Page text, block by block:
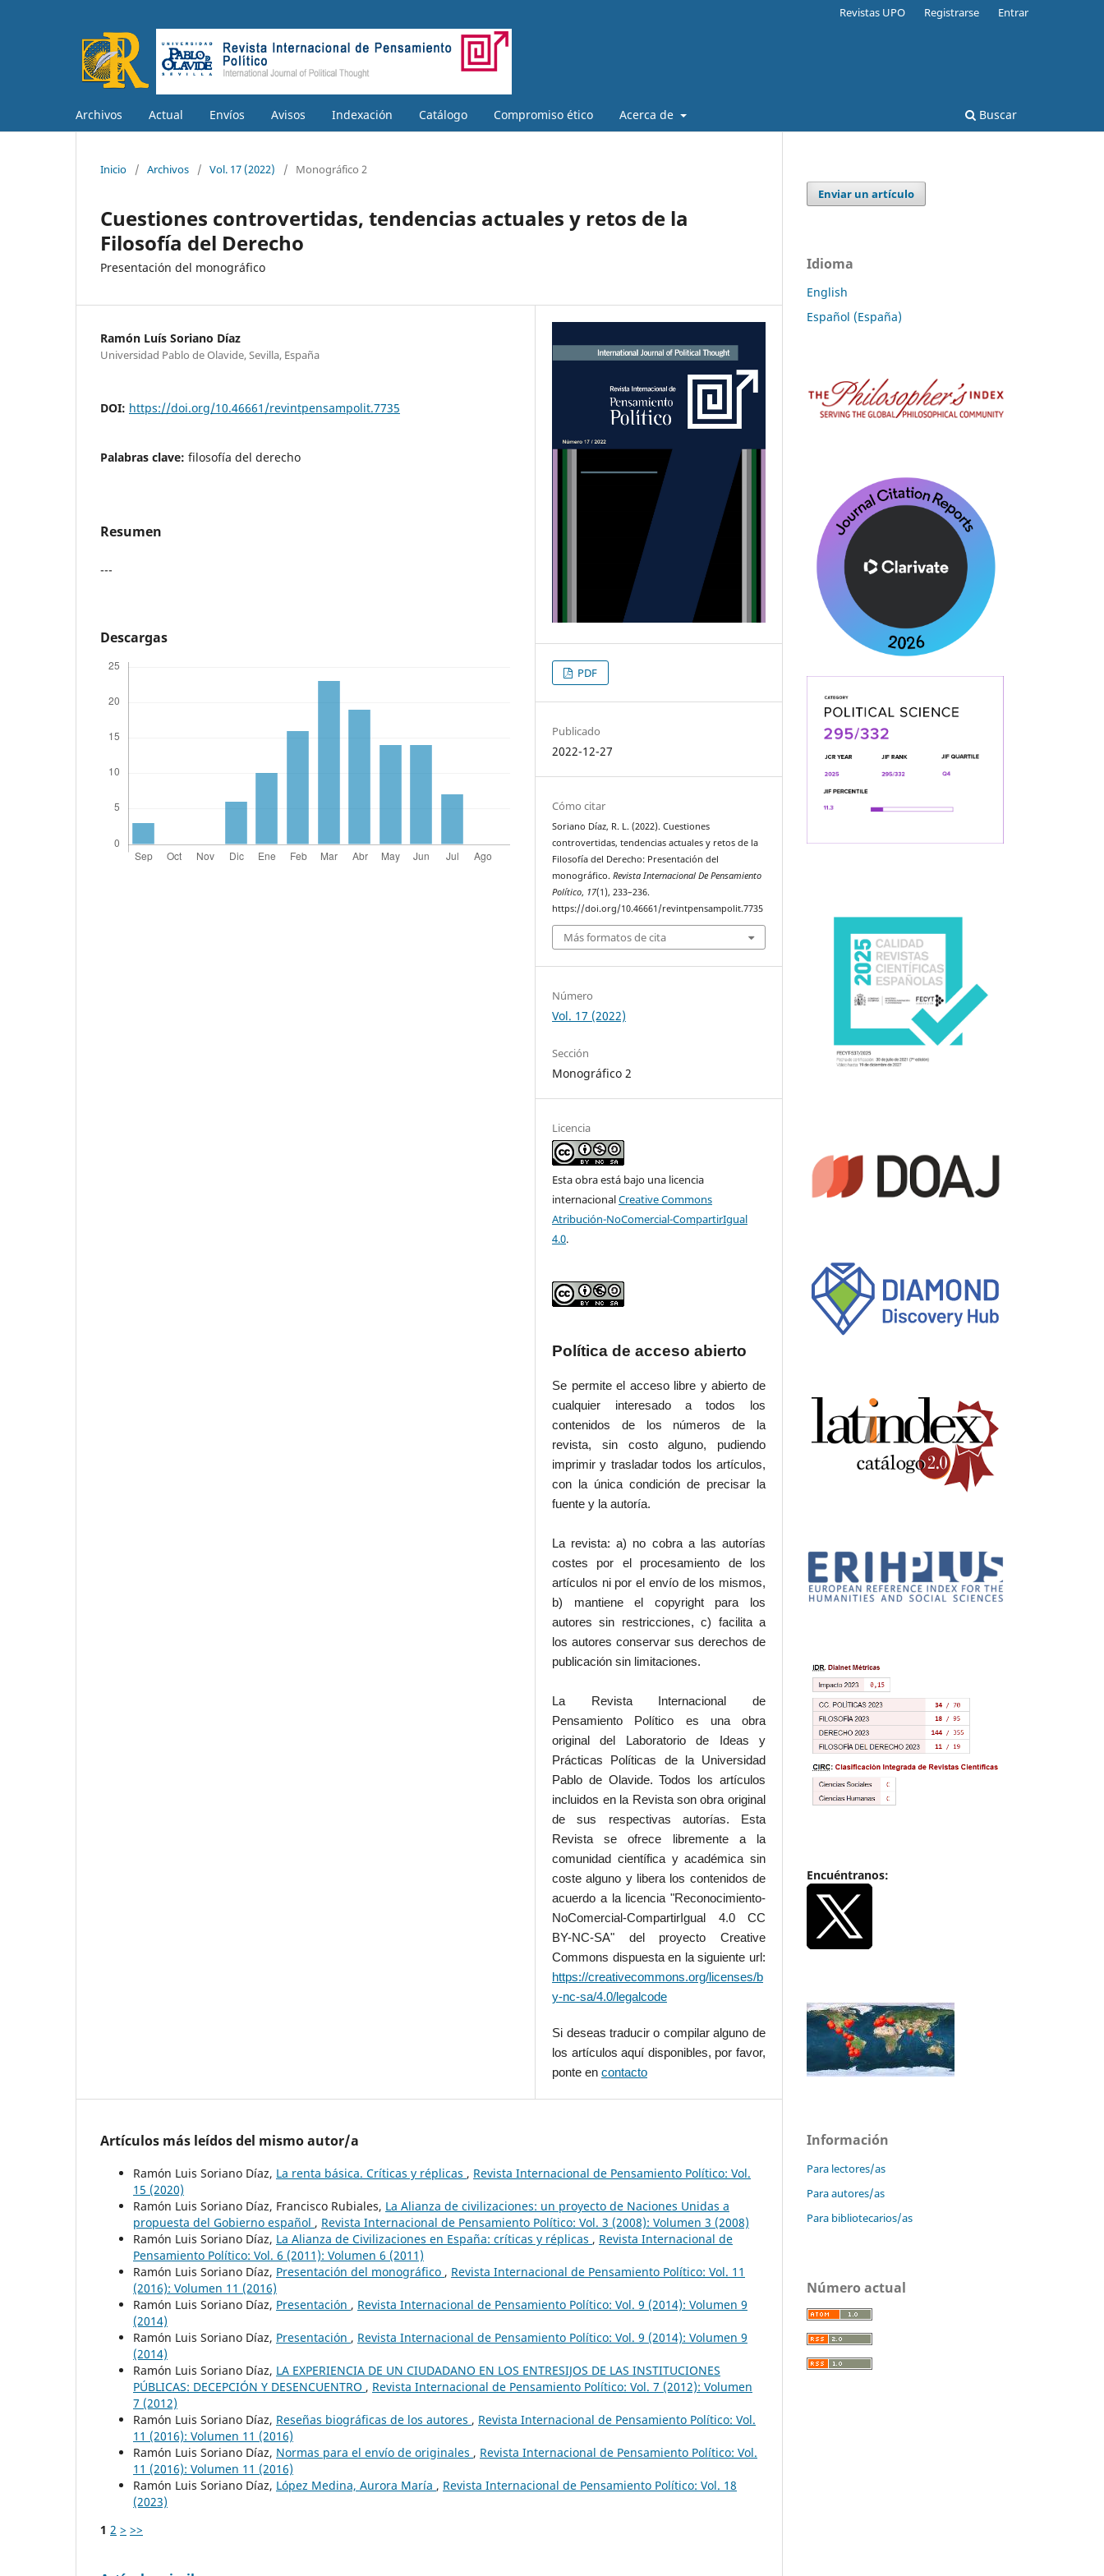
Archivos Actual Envíos Avisos Indexación Catálogo Compromiso ético Acerca de Buscar
Revistas UPO Registrarse Entrar
Inicio / Archivos / Vol. 17 (2022) / Monográfico 2
Cuestiones controvertidas, tendencias actuales y retos de la
Filosofía del Derecho
Presentación del monográfico
Ramón Luís Soriano Díaz
Universidad Pablo de Olavide, Sevilla, España
DOI: https://doi.org/10.46661/revintpensampolit.7735
Palabras clave: filosofía del derecho
Resumen
---
Descargas
PDF
Publicado
2022-12-27
Cómo citar
Soriano Díaz, R. L. (2022). Cuestiones
controvertidas, tendencias actuales y retos de la
Filosofía del Derecho: Presentación del
monográfico.Revista Internacional De Pensamiento
Político, 17(1), 233–236.
https://doi.org/10.46661/revintpensampolit.7735
Más formatos de cita
Número
Vol. 17 (2022)
Sección
Monográfico 2
Licencia
Esta obra está bajo una licencia
internacionalCreative Commons
Atribución-NoComercial-CompartirIgual
4.0.
Política de acceso abierto
Se permite el acceso libre y abierto de
cualquier interesado a todos los
contenidos de los números de la
revista, sin costo alguno, pudiendo
imprimir y trasladar todos los artículos,
con la única condición de precisar la
fuente y la autoría.
La revista: a) no cobra a las autorías
costes por el procesamiento de los
artículos ni por el envío de los mismos,
b) mantiene el copyright para los
autores sin restricciones, c) facilita a
los autores conservar sus derechos de
publicación sin limitaciones.
La Revista Internacional de
Pensamiento Político es una obra
original del Laboratorio de Ideas y
Prácticas Políticas de la Universidad
Pablo de Olavide. Todos los artículos
incluidos en la Revista son obra original
de sus respectivas autorías. Esta
Revista se ofrece libremente a la
comunidad científica y académica sin
coste alguno y libera los contenidos de
acuerdo a la licencia "Reconocimiento-
NoComercial-CompartirIgual 4.0 CC
BY-NC-SA" del proyecto Creative
Commons dispuesta en la siguiente url:
https://creativecommons.org/licenses/b
y-nc-sa/4.0/legalcode
Si deseas traducir o compilar alguno de
los artículos aquí disponibles, por favor,
ponte encontacto
Artículos más leídos del mismo autor/a
Ramón Luis Soriano Díaz, La renta básica. Críticas y réplicas , Revista Internacional de Pensamiento Político: Vol.
15 (2020)
Ramón Luis Soriano Díaz, Francisco Rubiales, La Alianza de civilizaciones: un proyecto de Naciones Unidas a
propuesta del Gobierno español , Revista Internacional de Pensamiento Político: Vol. 3 (2008): Volumen 3 (2008)
Ramón Luis Soriano Díaz, La Alianza de Civilizaciones en España: críticas y réplicas , Revista Internacional de
Pensamiento Político: Vol. 6 (2011): Volumen 6 (2011)
Ramón Luis Soriano Díaz, Presentación del monográfico , Revista Internacional de Pensamiento Político: Vol. 11
(2016): Volumen 11 (2016)
Ramón Luis Soriano Díaz, Presentación , Revista Internacional de Pensamiento Político: Vol. 9 (2014): Volumen 9
(2014)
Ramón Luis Soriano Díaz, Presentación , Revista Internacional de Pensamiento Político: Vol. 9 (2014): Volumen 9
(2014)
Ramón Luis Soriano Díaz, LA EXPERIENCIA DE UN CIUDADANO EN LOS ENTRESIJOS DE LAS INSTITUCIONES
PÚBLICAS: DECEPCIÓN Y DESENCUENTRO , Revista Internacional de Pensamiento Político: Vol. 7 (2012): Volumen
7 (2012)
Ramón Luis Soriano Díaz, Reseñas biográficas de los autores , Revista Internacional de Pensamiento Político: Vol.
11 (2016): Volumen 11 (2016)
Ramón Luis Soriano Díaz, Normas para el envío de originales , Revista Internacional de Pensamiento Político: Vol.
11 (2016): Volumen 11 (2016)
Ramón Luis Soriano Díaz, López Medina, Aurora María , Revista Internacional de Pensamiento Político: Vol. 18
(2023)
1 2 > >>
Enviar un artículo
Idioma
English
Español (España)
Encuéntranos:
Información
Para lectores/as
Para autores/as
Para bibliotecarios/as
Número actual